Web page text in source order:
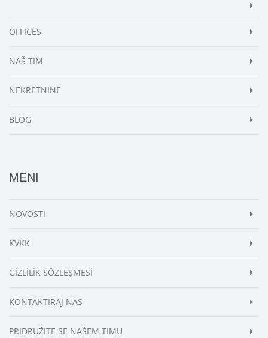
OFFICES
NAŠ TIM
NEKRETNINE
BLOG
MENI
NOVOSTI
KVKK
GİZLİLİK SÖZLEŞMESİ
KONTAKTIRAJ NAS
PRIDRUŽITE SE NAŠEM TIMU